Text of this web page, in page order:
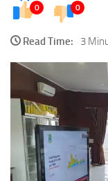
0 0
Read Time: 3